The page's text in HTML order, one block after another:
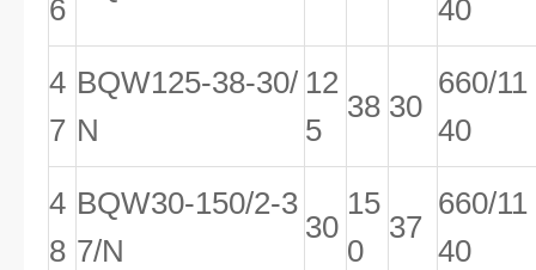
6
40
4
7
BQW125-38-30/
N
12
5
38 30
660/11
40
4
8
BQW30-150/2-3
7/N
30
15
0
37
660/11
40